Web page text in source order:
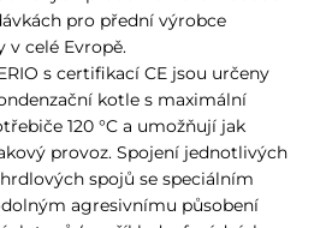
pro přední výrobce
v celé Evropě.
s certifikací CE jsou určeny
kotle s maximální
120 °C a umožňují jak
provoz. Spojení jednotlivých
spojů se speciálním
agresivnímu působení